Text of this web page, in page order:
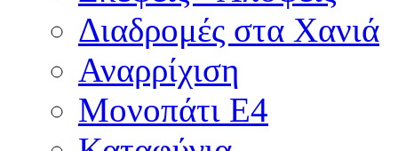
Διαδρομές στα Χανιά
Αναρρίχιση
Μονοπάτι Ε4